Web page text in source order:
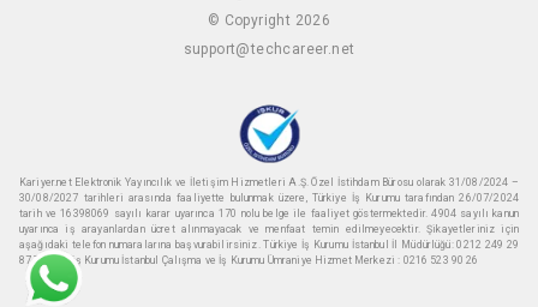
© Copyright 2026
support@techcareer.net
Kariyer.net Elektronik Yayıncılık ve İletişim Hizmetleri A.Ş. Özel İstihdam Bürosu olarak 31/08/2024 –
30/08/2027 tarihleri arasında faaliyette bulunmak üzere, Türkiye İş Kurumu tarafından 26/07/2024
tarih ve 16398069 sayılı karar uyarınca 170 nolu belge ile faaliyet göstermektedir. 4904 sayılı kanun
uyarınca iş arayanlardan ücret alınmayacak ve menfaat temin edilmeyecektir. Şikayetleriniz için
aşağıdaki telefon numaralarına başvurabilirsiniz. Türkiye İş Kurumu İstanbul İl Müdürlüğü: 0212 249 29
87 Türkiye iş Kurumu İstanbul Çalışma ve İş Kurumu Ümraniye Hizmet Merkezi : 0216 523 90 26